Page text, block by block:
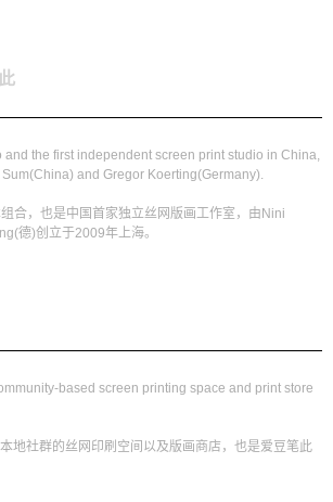
and the first independent screen print studio in China,
and Gregor Koerting(Germany).
合，也是中国首家独立丝网版画工作室，由Nini
德)创立于2009年上海。
based screen printing space and print store
地社群的丝网印刷空间以及版画商店，也是爱豆笔此